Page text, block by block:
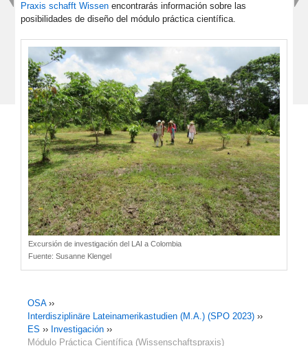
Praxis schafft Wissen encontrarás información sobre las
posibilidades de diseño del módulo práctica científica.
Excursión de investigación del LAI a Colombia
Fuente: Susanne Klengel
OSA››
Interdisziplinäre Lateinamerikastudien (M.A.) (SPO 2023) ››
ES ›› Investigación ››
Módulo Práctica Científica (Wissenschaftspraxis)